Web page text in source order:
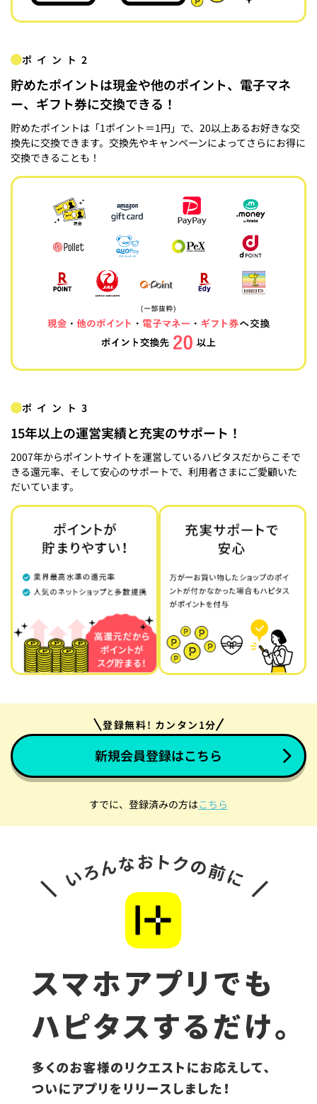
ポイント2
貯めたポイントは現金や他のポイント、電子マネ
ー、ギフト券に交換できる！
貯めたポイントは「1ポイント＝1円」で、20以上あるお好きな交
換先に交換できます。交換先やキャンペーンによってさらにお得に
交換できることも！
ポイント3
15年以上の運営実績と充実のサポート！
2007年からポイントサイトを運営しているハピタスだからこそで
きる還元率、そして安心のサポートで、利用者さまにご愛顧いた
だいています。
登録無料! カンタン1分
新規会員登録はこちら
すでに、登録済みの方はこちら